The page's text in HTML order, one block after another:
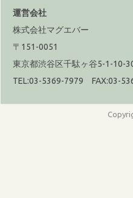
運営会社
株式会社マグエバー
〒151-0051
東京都渋谷区千駄ヶ谷5-1-10-
TEL:03-5369-7979 FAX:03-